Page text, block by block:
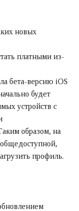
новых
платными из-
бета-версию iOS
будет
устройств с
образом, на
профиль.